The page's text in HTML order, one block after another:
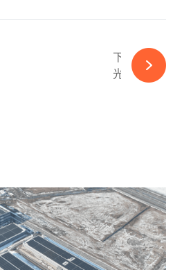
下一篇
光伏协会被光速打脸，光伏行业自律还没开始，就已经沦为笑话！-365wm完美体育官网